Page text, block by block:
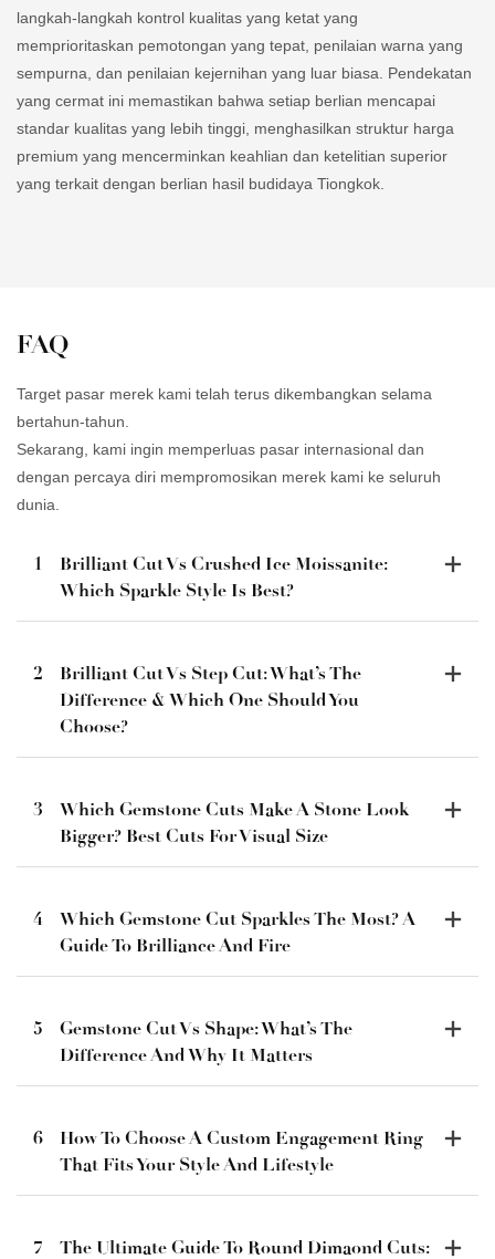
langkah-langkah kontrol kualitas yang ketat yang
memprioritaskan pemotongan yang tepat, penilaian warna yang
sempurna, dan penilaian kejernihan yang luar biasa. Pendekatan
yang cermat ini memastikan bahwa setiap berlian mencapai
standar kualitas yang lebih tinggi, menghasilkan struktur harga
premium yang mencerminkan keahlian dan ketelitian superior
yang terkait dengan berlian hasil budidaya Tiongkok.
FAQ
Target pasar merek kami telah terus dikembangkan selama
bertahun-tahun.
Sekarang, kami ingin memperluas pasar internasional dan
dengan percaya diri mempromosikan merek kami ke seluruh
dunia.
1
Brilliant Cut Vs Crushed Ice Moissanite:
Which Sparkle Style Is Best?
2
Brilliant Cut Vs Step Cut: What’s The
Difference & Which One Should You
Choose?
3
Which Gemstone Cuts Make A Stone Look
Bigger? Best Cuts For Visual Size
4
Which Gemstone Cut Sparkles The Most? A
Guide To Brilliance And Fire
5
Gemstone Cut Vs Shape: What’s The
Difference And Why It Matters
6
How To Choose A Custom Engagement Ring
That Fits Your Style And Lifestyle
7
The Ultimate Guide To Round Dimaond Cuts: